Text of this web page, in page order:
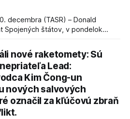
decembra (TASR) – Donald
Spojených štátov, v pondelok
prímeria v Gaze. Agentúra
vyjadril presvedčenie, že Izrael plní
nové raketomety: Sú
Lead:
Kim Čong-un
nových salvových
označil za kľúčovú zbraň